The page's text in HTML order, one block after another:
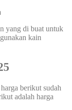
yang di buat untuk
kain
berikut sudah
adalah harga